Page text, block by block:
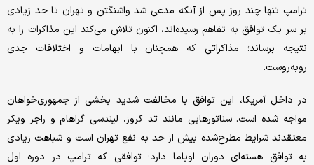
ترامپ تنها چند روز پس از آنکه مدعی شد واشنگتن و تهران تا حد زیادی
بر سر یک توافق به تفاهم رسیده‌اند، اکنون تلاش می‌کند این مذاکرات را به
نتیجه برساند؛ مذاکراتی که همچنان با ابهامات و اختلافات جدی
روبه‌روست.
در داخل آمریکا، این توافق با مخالفت شدید بخشی از جمهوری‌خواهان
مواجه شده است. سناتورهایی مانند تد کروز، لیندسی گراهام و راجر ویکر
معتقدند شرایط مطرح‌شده بیش از حد به نفع تهران است و شباهت زیادی
به توافق هسته‌ای دوران اوباما دارد؛ توافقی که ترامپ در دوره اول